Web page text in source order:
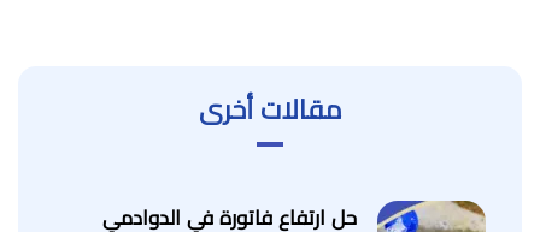
مقالات أخرى
حل ارتفاع فاتورة في الدوادمي